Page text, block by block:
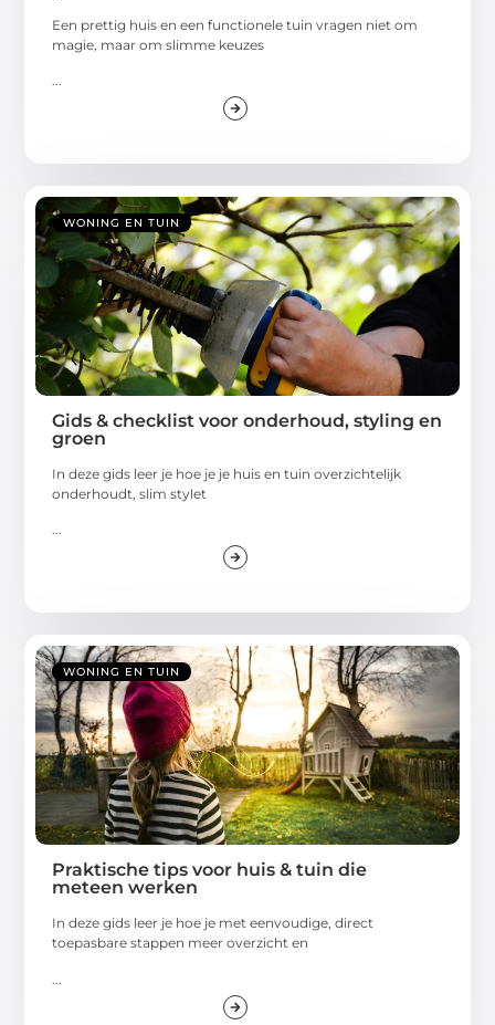
Een prettig huis en een functionele tuin vragen niet om
magie, maar om slimme keuzes
WONING EN TUIN
Gids & checklist voor onderhoud, styling en
groen
In deze gids leer je hoe je je huis en tuin overzichtelijk
onderhoudt, slim stylet
...
WONING EN TUIN
Praktische tips voor huis & tuin die
meteen werken
In deze gids leer je hoe je met eenvoudige, direct
toepasbare stappen meer overzicht en